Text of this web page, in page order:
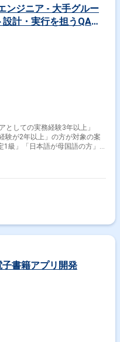
ンジニア - 大手グルー
計・実行を担うQAポ
アとしての実務経験3年以上」
験が2年以上」の方が対象の案
級」「日本語が母国語の方」
で担当がついている方
発チームと連携した品質改善
書籍アプリ開発